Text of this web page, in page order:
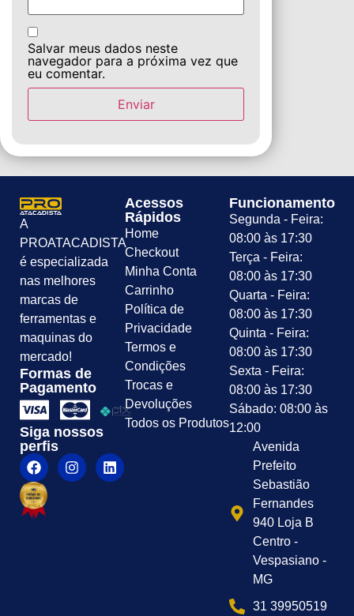
Salvar meus dados neste
navegador para a próxima vez que
eu comentar.
A
PROATACADISTA
é especializada
nas melhores
marcas de
ferramentas e
maquinas do
mercado!
Formas de
Pagamento
Siga nossos
perfis
Acessos
Rápidos
Home
Checkout
Minha Conta
Carrinho
Política de
Privacidade
Termos e
Condições
Trocas e
Devoluções
Todos os Produtos
Funcionamento
Segunda - Feira:
08:00 às 17:30
Terça - Feira:
08:00 às 17:30
Quarta - Feira:
08:00 às 17:30
Quinta - Feira:
08:00 às 17:30
Sexta - Feira:
08:00 às 17:30
Sábado: 08:00 às
12:00
Avenida
Prefeito
Sebastião
Fernandes
940 Loja B
Centro -
Vespasiano -
MG
31 39950519